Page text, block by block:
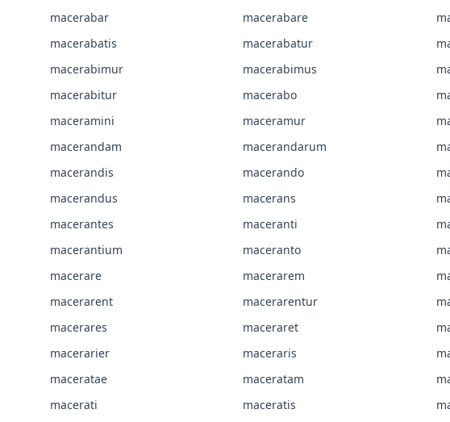
macerabar macerabare
macerabatis macerabatur
macerabimur macerabimus
macerabitur macerabo
maceramini maceramur
macerandam macerandarum
macerandis macerando
macerandus macerans
macerantes maceranti
macerantium maceranto
macerare macerarem
macerarent macerarentur
macerares maceraret
macerarier maceraris
maceratae maceratam
macerati maceratis